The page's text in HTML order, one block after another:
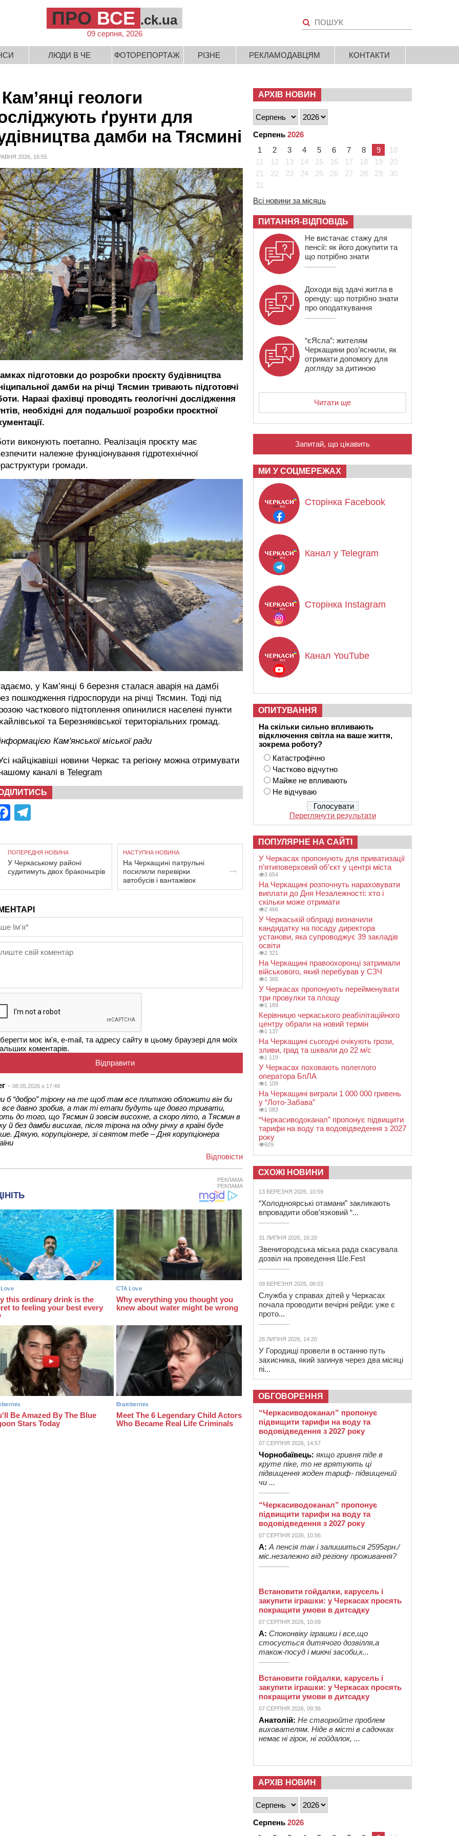
ПРО ВСЕ .ck.ua
09 серпня, 2026
ЛЮДИ В ЧЕ ФОТОРЕПОРТАЖ РІЗНЕ РЕКЛАМОДАВЦЯМ КОНТАКТИ
геологи
ґрунти для
дамби на Тясмині
2026, 16:55
підготовки до розробки проєкту будівництва
дамби на річці Тясмин тривають підготовчі
Наразі фахівці проводять геологічні дослідження
необхідні для подальшої розробки проєктної
виконують поетапно. Реалізація проєкту має
належне функціонування гідротехнічної
громади.
у Кам’янці 6 березня сталася аварія на дамбі
пошкодження гідроспоруди на річці Тясмин. Тоді під
часткового підтоплення опинилися населені пункти
та Березняківської територіальних громад.
Кам'янської міської ради
найцікавіші новини Черкас та регіону можна отримувати
каналі в Telegram
Facebook
ПОПЕРЕДНЯ НОВИНА
У Черкаському районі
судитимуть двох браконьєрів
НАСТУПНА НОВИНА
На Черкащині патрульні
посилили перевірки
автобусів і вантажівок
моє ім'я, e-mail, та адресу сайту в цьому браузері для моїх
коментарів.
08.05.2026 о 17:49
б “добро” тірону на те щоб там все плиткою обложити він би
все давно зробив, а так ті етапи будуть ще довго тривати,
до того, що Тясмин й зовсім висохне, а скоро літо, а Тясмин в
й без дамби висихав, після тірона на одну річку в країні буде
Дякую, корупціонере, зі святом тебе – Дня корупціонера
Відповіcти
РЕКЛАМА
РЕКЛАМА
АРХІВ НОВИН
Серпень 2026
1
2 3 4 5 6 7 8 9
10
11
12 13 14 15 16 17 18 19
20
21
22 23 24 25 26 27 28 29
30
31
Всі новини за місяць
ПИТАННЯ-ВІДПОВІДЬ
Не вистачає стажу для
пенсії: як його докупити та
що потрібно знати
Доходи від здачі житла в
оренду: що потрібно знати
про оподаткування
“єЯсла”: жителям
Черкащини роз’яснили, як
отримати допомогу для
догляду за дитиною
Читати ще
Запитай, що цікавить
МИ У СОЦМЕРЕЖАХ
Сторінка Facebook
Канал у Telegram
Сторінка Instagram
Канал YouTube
ОПИТУВАННЯ
На скільки сильно впливають
відключення світла на ваше життя,
зокрема роботу?
Катастрофічно
Частково відчутно
Майже не впливають
Не відчуваю
Переглянути результати
ПОПУЛЯРНЕ НА САЙТІ
У Черкасах пропонують для приватизації
п’ятиповерховий об’єкт у центрі міста
3 654
На Черкащині розпочнуть нараховувати
виплати до Дня Незалежності: хто і
скільки може отримати
2 466
У Черкаській облраді визначили
кандидатку на посаду директора
установи, яка супроводжує 39 закладів
освіти
2 321
На Черкащині правоохоронці затримали
військового, який перебував у СЗЧ
1 365
У Черкасах пропонують перейменувати
три провулки та площу
1 189
Керівницю черкаського реабілітаційного
центру обрали на новий термін
1 137
На Черкащині сьогодні очікують грози,
зливи, град та шквали до 22 м/с
1 119
У Черкасах поховають полеглого
оператора БпЛА
1 109
На Черкащині виграли 1 000 000 гривень
у “Лото-Забава”
1 083
“Черкасиводоканал” пропонує підвищити
тарифи на воду та водовідведення з 2027
року
929
СХОЖІ НОВИНИ
13 БЕРЕЗНЯ 2026, 10:59
“Холодноярські отамани” закликають
впровадити обов’язковий “...
31 ЛИПНЯ 2026, 16:20
Звенигородська міська рада скасувала
дозвіл на проведення Ше.Fest
09 БЕРЕЗНЯ 2026, 08:03
Служба у справах дітей у Черкасах
почала проводити вечірні рейди: уже є
прото...
28 ЛИПНЯ 2026, 14:20
У Городищі провели в останню путь
захисника, який загинув через два місяці
пі...
ОБГОВОРЕННЯ
“Черкасиводоканал” пропонує
підвищити тарифи на воду та
водовідведення з 2027 року
07 СЕРПНЯ 2026, 14:57
Чорнобаївець: якщо гривня піде в
круте піке, то не врятують ці
підвищення жоден тариф- підвищений
чи ...
“Черкасиводоканал” пропонує
підвищити тарифи на воду та
водовідведення з 2027 року
07 СЕРПНЯ 2026, 10:56
А: А пенсія так і залишиться 2595грн./
міс.незалежно від регіону проживання?
Встановити гойдалки, карусель і
закупити іграшки: у Черкасах просять
покращити умови в дитсадку
07 СЕРПНЯ 2026, 10:09
А: Споконвіку іграшки і все,що
стосується дитячого дозвілля,а
також-посуд і миючі засоби,к...
Встановити гойдалки, карусель і
закупити іграшки: у Черкасах просять
покращити умови в дитсадку
07 СЕРПНЯ 2026, 09:36
Анатолій: Не створюйте проблем
вихователям. Ніде в місті в садочках
немає ні гірок, ні гойдалок, ...
АРХІВ НОВИН
Серпень 2026